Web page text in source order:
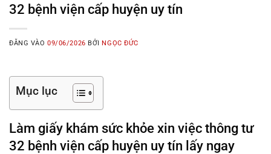
32 bệnh viện cấp huyện uy tín
ĐĂNG VÀO09/06/2026 BỞINGỌC ĐỨC
Mục lục
Làm giấy khám sức khỏe xin việc thông tư
32 bệnh viện cấp huyện uy tín lấy ngay